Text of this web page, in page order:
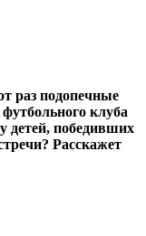
раз подопечные
клуба
победивших
Расскажет